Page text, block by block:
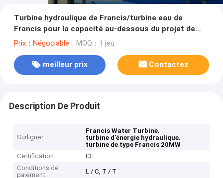
Turbine hydraulique de Francis/turbine eau de
Francis pour la capacité au-dessous du projet de
l'hydroélectricité 20MW
Prix：Négociable MOQ：1 jeu
meilleur prix Contactez
Description De Produit
Surligner
Francis Water Turbine,
turbine d'énergie hydraulique,
turbine de type Francis 20MW
Certification
CE
Conditions de
paiement
L / C, T / T